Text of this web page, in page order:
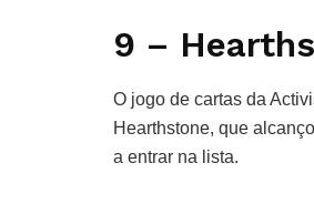
9 –
O jogo de cartas da
Hearthstone, que
a entrar na lista.